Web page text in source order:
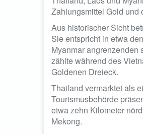
Zahlungsmittel Gold und
Aus historischer Sicht
Sie entspricht in etwa
Myanmar angrenzenden
zählte während des
Goldenen Dreieck.
Thailand vermarktet als
Tourismusbehörde
etwa zehn Kilometer
Mekong.